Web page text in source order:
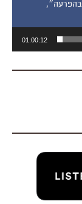
בהפרעה״,
01:00:12